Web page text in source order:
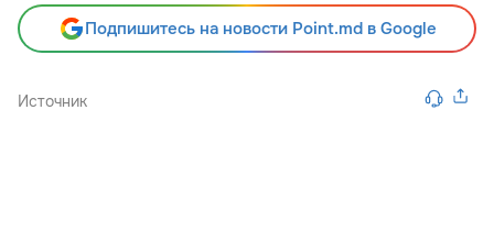
Подпишитесь на новости Point.md в Google
Источник